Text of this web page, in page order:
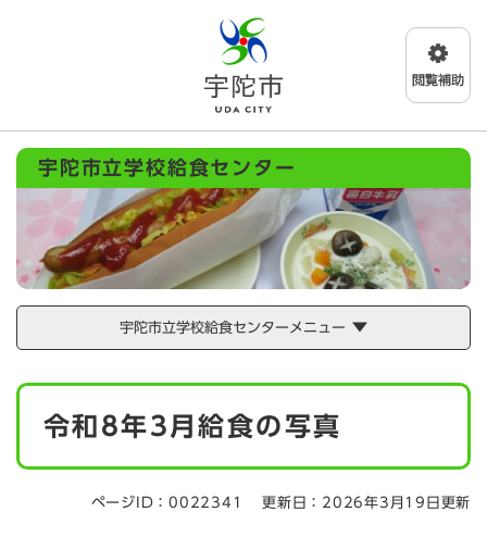
メニューを飛ばして本文へ
宇陀市立学校給食センター
宇陀市立学校給食センターメニュー
本
令和8年3月給食の写真
ページID：0022341 更新日：2026年3月19日更新